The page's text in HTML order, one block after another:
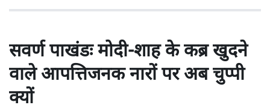
सवर्ण पाखंडः मोदी-शाह के कब्र खुदने
वाले आपत्तिजनक नारों पर अब चुप्पी
क्यों